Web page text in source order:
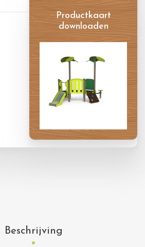
Productkaart
downloaden
Beschrijving